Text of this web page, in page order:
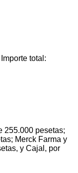
total:
255.000 pesetas;
Merck Farma y
y Cajal, por